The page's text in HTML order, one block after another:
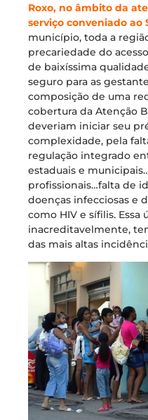
Roxo, no âmbito da
serviço conveniado ao
município, toda a
precariedade do
de baixíssima
seguro para as
composição de uma
cobertura da Atenção
deveriam iniciar seu
complexidade, pela
regulação integrado
estaduais e
profissionais…falta de
doenças infecciosas e
como HIV e sífilis. Essa
inacreditavelmente,
das mais altas